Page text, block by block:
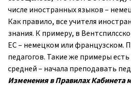
числе иностранных языков –
Как правило, все учителя
знания. К примеру, в
ЕС – немецком или французском.
педагогов. Такие же примеры
средней – начала преподавать
Изменения в Правилах Кабинета